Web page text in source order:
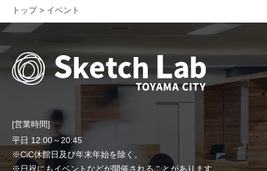
トップ イベント
[営業時間]
平日 12:00～20:45
※CiC休館日及び年末年始を除く。
※日祝にもイベントなどが開催されることがあります。